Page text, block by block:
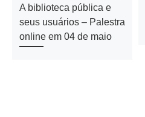
A biblioteca pública e
seus usuários – Palestra
online em 04 de maio